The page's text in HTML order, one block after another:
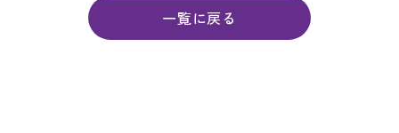
一覧に戻る